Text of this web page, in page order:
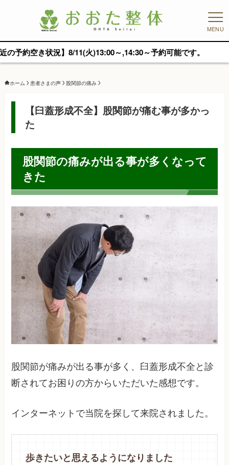
MENU
き状況】8/11(火)13:00～,14:30～予約可能です。
ホーム 患者さまの声 股関節の痛み
【臼蓋形成不全】股関節が痛む事が多かっ
た
股関節の痛みが出る事が多くなって
きた
股関節が痛みが出る事が多く、臼蓋形成不全と診
断されてお困りの方からいただいた感想です。
インターネットで当院を探して来院されました。
歩きたいと思えるようになりました